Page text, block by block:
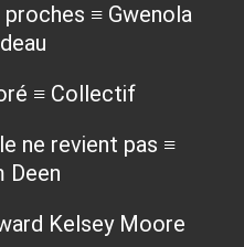
≡ Gwenola
≡ Collectif
ne revient pas ≡
Deen
Kelsey Moore